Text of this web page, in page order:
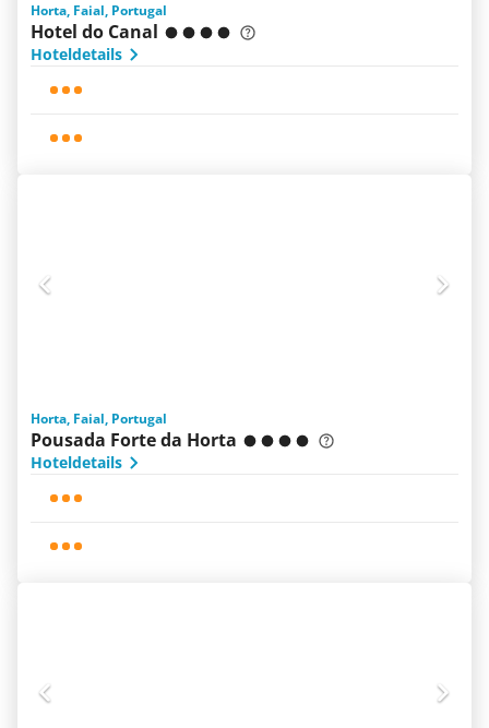
Horta, Faial, Portugal
Hotel do Canal
Hoteldetails
Horta, Faial, Portugal
Pousada Forte da Horta
Hoteldetails